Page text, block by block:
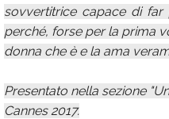
sovvertitrice capace di far
perché, forse per la prima
donna che è e la ama
Presentato nella sezione
Cannes 2017.